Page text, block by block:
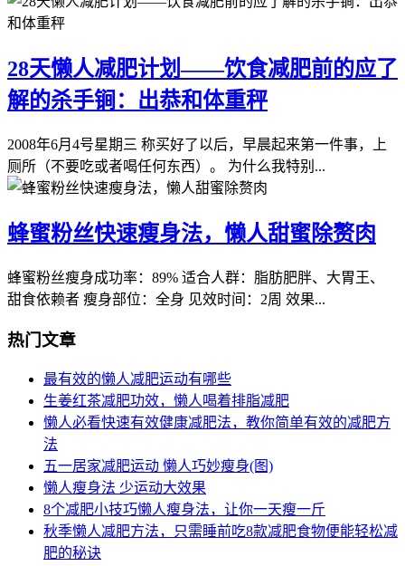
28天懒人减肥计划——饮食减肥前的应了
解的杀手锏：出恭和体重秤
2008年6月4号星期三 称买好了以后，早晨起来第一件事，上
厕所（不要吃或者喝任何东西）。 为什么我特别...
蜂蜜粉丝快速瘦身法，懒人甜蜜除赘肉
蜂蜜粉丝瘦身成功率：89% 适合人群：脂肪肥胖、大胃王、
甜食依赖者 瘦身部位：全身 见效时间：2周 效果...
热门文章
最有效的懒人减肥运动有哪些
生姜红茶减肥功效，懒人喝着排脂减肥
懒人必看快速有效健康减肥法，教你简单有效的减肥方
法
五一居家减肥运动 懒人巧妙瘦身(图)
懒人瘦身法 少运动大效果
8个减肥小技巧懒人瘦身法，让你一天瘦一斤
秋季懒人减肥方法，只需睡前吃8款减肥食物便能轻松减
肥的秘诀